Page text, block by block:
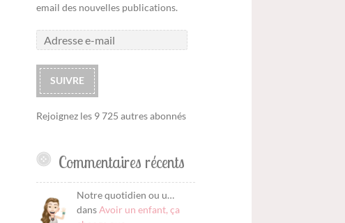
email des nouvelles publications.
SUIVRE
Rejoignez les 9 725 autres abonnés
Commentaires récents
Notre quotidien ou u…
dansAvoir un enfant, ça